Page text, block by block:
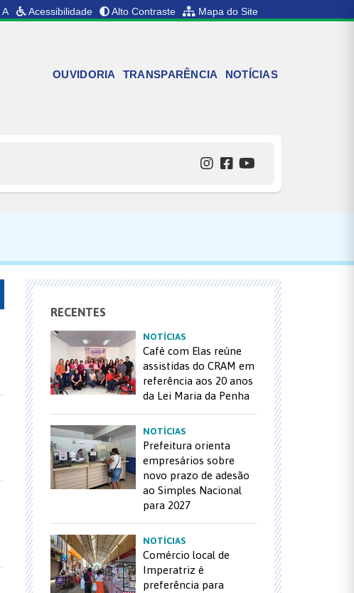
A Acessibilidade Alto Contraste Mapa do Site
OUVIDORIA TRANSPARÊNCIA NOTÍCIAS
RECENTES
NOTÍCIAS
Café com Elas reúne
assistidas do CRAM em
referência aos 20 anos
da Lei Maria da Penha
NOTÍCIAS
Prefeitura orienta
empresários sobre
novo prazo de adesão
ao Simples Nacional
para 2027
NOTÍCIAS
Comércio local de
Imperatriz é
preferência para